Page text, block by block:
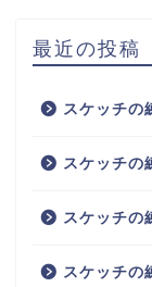
最近の投稿
スケッチの
スケッチの
スケッチの
スケッチの